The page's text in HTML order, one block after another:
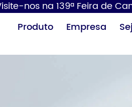
nos na 139ª Feira de
Produto Empresa